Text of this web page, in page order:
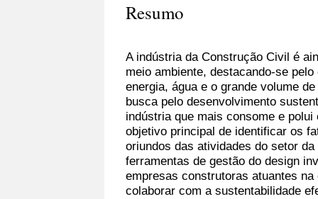
Resumo
A indústria da Construção Civil é
meio ambiente, destacando-se
energia, água e o grande volume
busca pelo desenvolvimento
indústria que mais consome e
objetivo principal de identificar os
oriundos das atividades do setor
ferramentas de gestão do design
empresas construtoras atuantes
colaborar com a sustentabilidade